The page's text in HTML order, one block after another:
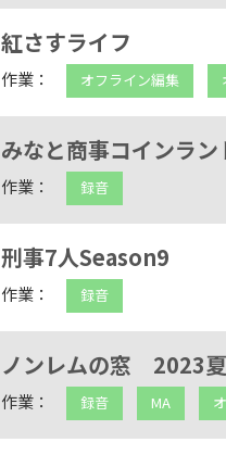
紅さすライフ
作業： オフライン編集
みなと商事コインラン
作業： 録音
刑事7人Season9
作業： 録音
ノンレムの窓 2023夏
作業： 録音 MA